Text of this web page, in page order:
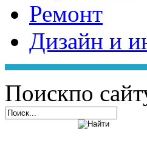
Ремонт
Дизайн и
Поискпо